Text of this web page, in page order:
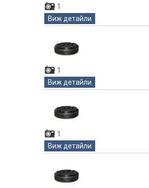
1
Виж детайли
1
Виж детайли
1
Виж детайли